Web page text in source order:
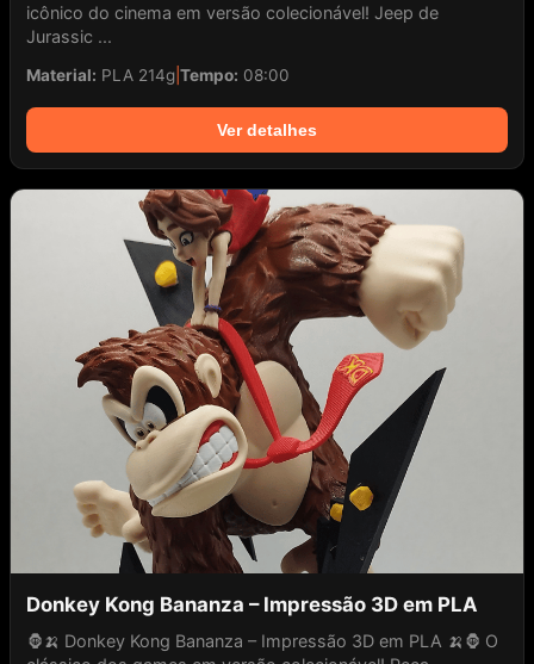
icônico do cinema em versão colecionável! Jeep de
Jurassic ...
Material: PLA 214g| Tempo: 08:00
Ver detalhes
Donkey Kong Bananza – Impressão 3D em PLA
🦍🍌 Donkey Kong Bananza – Impressão 3D em PLA 🍌🦍 O